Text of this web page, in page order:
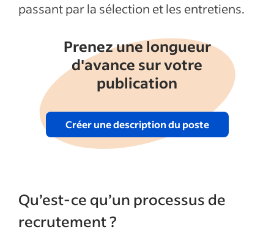
passant par la sélection et les entretiens.
Prenez une longueur
d'avance sur votre
publication
Créer une description du poste
Qu’est-ce qu’un processus de
recrutement ?